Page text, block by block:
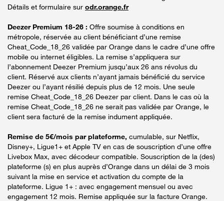
Détails et formulaire sur odr.orange.fr
Deezer Premium 18-26 : Offre soumise à conditions en
métropole, réservée au client bénéficiant d’une remise
Cheat_Code_18_26 validée par Orange dans le cadre d’une offre
mobile ou internet éligibles. La remise s’appliquera sur
l’abonnement Deezer Premium jusqu’aux 26 ans révolus du
client. Réservé aux clients n’ayant jamais bénéficié du service
Deezer ou l’ayant résilié depuis plus de 12 mois. Une seule
remise Cheat_Code_18_26 Deezer par client. Dans le cas où la
remise Cheat_Code_18_26 ne serait pas validée par Orange, le
client sera facturé de la remise indument appliquée.
Remise de 5€/mois par plateforme, cumulable, sur Netflix,
Disney+, Ligue1+ et Apple TV en cas de souscription d’une offre
Livebox Max, avec décodeur compatible. Souscription de la (des)
plateforme (s) en plus auprès d’Orange dans un délai de 3 mois
suivant la mise en service et activation du compte de la
plateforme. Ligue 1+ : avec engagement mensuel ou avec
engagement 12 mois. Remise appliquée sur la facture Orange.